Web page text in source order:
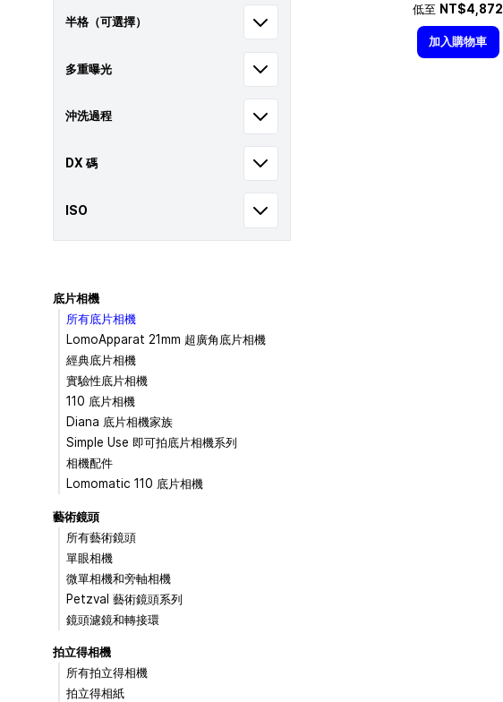
半格（可選擇）
多重曝光
沖洗過程
DX 碼
ISO
低至 NT$4,872
加入購物車
底片相機
所有底片相機
LomoApparat 21mm 超廣角底片相機
經典底片相機
實驗性底片相機
110 底片相機
Diana 底片相機家族
Simple Use 即可拍底片相機系列
相機配件
Lomomatic 110 底片相機
藝術鏡頭
所有藝術鏡頭
單眼相機
微單相機和旁軸相機
Petzval 藝術鏡頭系列
鏡頭濾鏡和轉接環
拍立得相機
所有拍立得相機
拍立得相紙